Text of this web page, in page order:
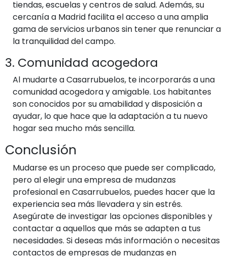
tiendas, escuelas y centros de salud. Además, su
cercanía a Madrid facilita el acceso a una amplia
gama de servicios urbanos sin tener que renunciar a
la tranquilidad del campo.
3. Comunidad acogedora
Al mudarte a Casarrubuelos, te incorporarás a una
comunidad acogedora y amigable. Los habitantes
son conocidos por su amabilidad y disposición a
ayudar, lo que hace que la adaptación a tu nuevo
hogar sea mucho más sencilla.
Conclusión
Mudarse es un proceso que puede ser complicado,
pero al elegir una empresa de mudanzas
profesional en Casarrubuelos, puedes hacer que la
experiencia sea más llevadera y sin estrés.
Asegúrate de investigar las opciones disponibles y
contactar a aquellos que más se adapten a tus
necesidades. Si deseas más información o necesitas
contactos de empresas de mudanzas en